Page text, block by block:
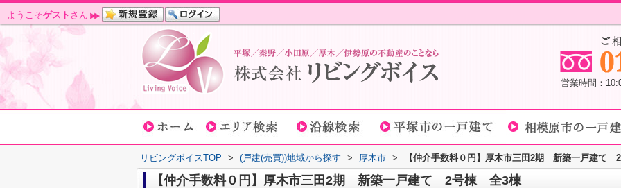
ようこそゲスト さん
営業時間：
リビングボイスTOP > (戸建(売買))地域から探す > 厚木市 > 【仲介手数料０円】厚木市三田2期 新築一戸建て
【仲介手数料０円】厚木市三田2期 新築一戸建て 2号棟 全3棟